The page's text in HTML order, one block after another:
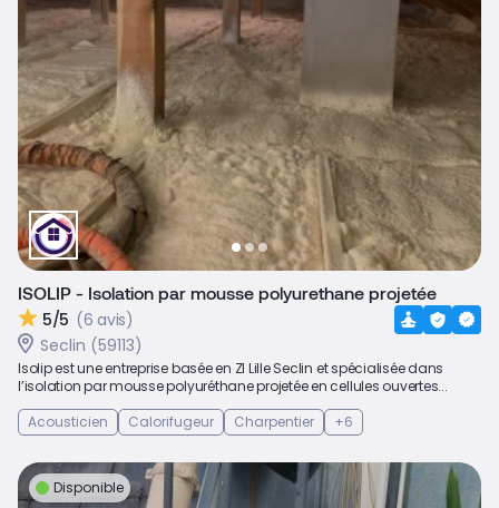
ISOLIP - Isolation par mousse polyurethane projetée
5/5 (6 avis)
Seclin (59113)
Isolip est une entreprise basée en ZI Lille Seclin et spécialisée dans
l’isolation par mousse polyuréthane projetée en cellules ouvertes...
Acousticien
Calorifugeur Charpentier +6
Disponible